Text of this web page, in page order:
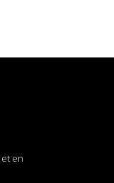
et en